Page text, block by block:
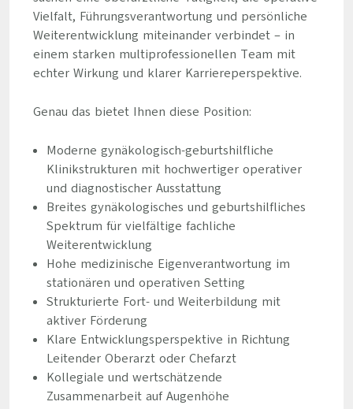
Vielfalt, Führungsverantwortung und persönliche
Weiterentwicklung miteinander verbindet – in
einem starken multiprofessionellen Team mit
echter Wirkung und klarer Karriereperspektive.
Genau das bietet Ihnen diese Position:
Moderne gynäkologisch-geburtshilfliche
Klinikstrukturen mit hochwertiger operativer
und diagnostischer Ausstattung
Breites gynäkologisches und geburtshilfliches
Spektrum für vielfältige fachliche
Weiterentwicklung
Hohe medizinische Eigenverantwortung im
stationären und operativen Setting
Strukturierte Fort- und Weiterbildung mit
aktiver Förderung
Klare Entwicklungsperspektive in Richtung
Leitender Oberarzt oder Chefarzt
Kollegiale und wertschätzende
Zusammenarbeit auf Augenhöhe